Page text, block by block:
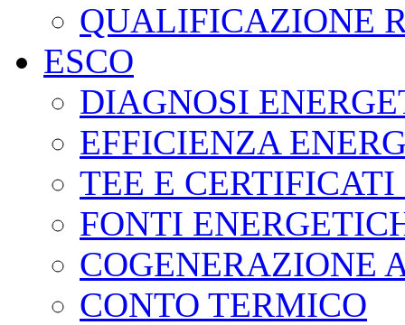
QUALIFICAZIONE
ESCO
DIAGNOSI
EFFICIENZA
TEE E
FONTI
COGENERAZIONE
CONTO TERMICO